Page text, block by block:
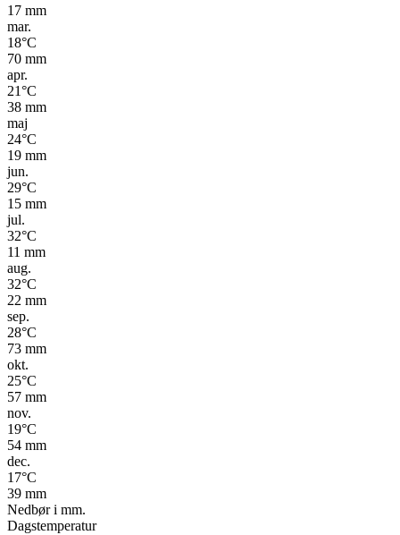
17 mm
mar.
18°C
70 mm
apr.
21°C
38 mm
maj
24°C
19 mm
jun.
29°C
15 mm
jul.
32°C
11 mm
aug.
32°C
22 mm
sep.
28°C
73 mm
okt.
25°C
57 mm
nov.
19°C
54 mm
dec.
17°C
39 mm
Nedbør i mm.
Dagstemperatur